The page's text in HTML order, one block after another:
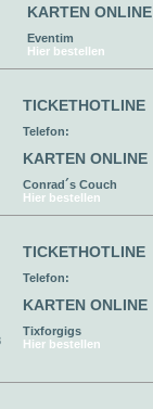
KARTEN ONLINE
Eventim
Hier bestellen
TICKETHOTLINE
Telefon:
KARTEN ONLINE
Conrad´s Couch
Hier bestellen
TICKETHOTLINE
Telefon:
KARTEN ONLINE
Tixforgigs
Hier bestellen